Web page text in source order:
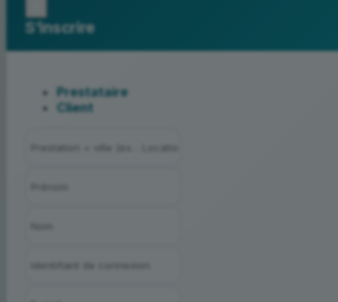
S’inscrire
Prestataire
Client